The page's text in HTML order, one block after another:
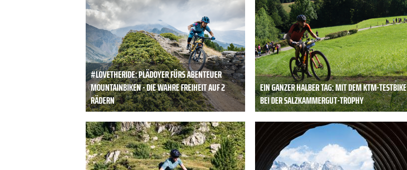
#LOVETHERIDE: PLÄDOYER FÜRS ABENTEUER
MOUNTAINBIKEN - DIE WAHRE FREIHEIT AUF 2
RÄDERN
EIN GANZER HALBER TAG: MIT DEM KTM-TESTBIKE
BEI DER SALZKAMMERGUT-TROPHY